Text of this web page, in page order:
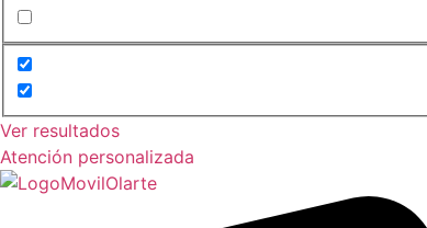
Ver resultados
Atención personalizada